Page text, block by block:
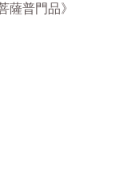
薩普門品》